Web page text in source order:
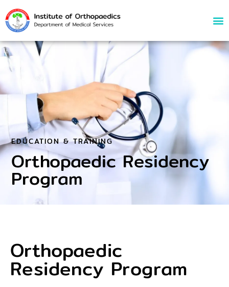
EDUCATION & TRAINING
Orthopaedic Residency
Program
Orthopaedic
Residency Program